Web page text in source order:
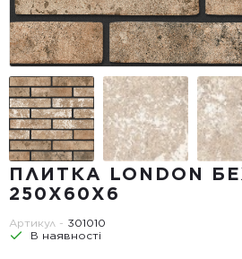
ПЛИТКА LONDON
250Х60Х6
Артикул - 301010
В наявності